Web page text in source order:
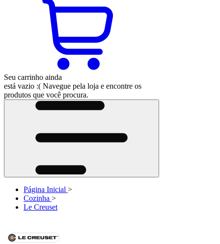
Seu carrinho ainda
está vazio :( Navegue pela loja e encontre os
produtos que você procura.
Página Inicial >
Cozinha >
Le Creuset